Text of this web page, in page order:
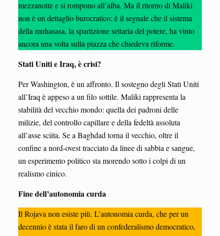
mezzanotte e si rompono all’alba. Ma il ritorno di Maliki
non è un dettaglio burocratico; è il segnale che il sistema
della muhasasa, la spartizione settaria del potere, ha vinto
ancora una volta sulla piazza che chiedeva riforme.
Stati Uniti e Iraq, è crisi?
Per Washington, è un affronto. Il sostegno degli Stati Uniti
all’Iraq è appeso a un filo sottile. Maliki rappresenta la
stabilità del vecchio mondo: quella dei padroni delle
milizie, del controllo capillare e della fedeltà assoluta
all’asse sciita. Se a Baghdad torna il vecchio, oltre il
confine a nord-ovest tracciato da linee di sabbia e sangue,
un esperimento politico sta morendo sotto i colpi di un
realismo cinico.
Fine dell’autonomia curda
Il Rojava non esiste più. L’autonomia curda, che per un
decennio è stata il faro di un confederalismo democratico,